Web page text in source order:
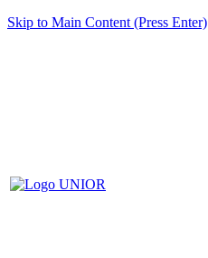
Skip to Main Content (Press Enter)